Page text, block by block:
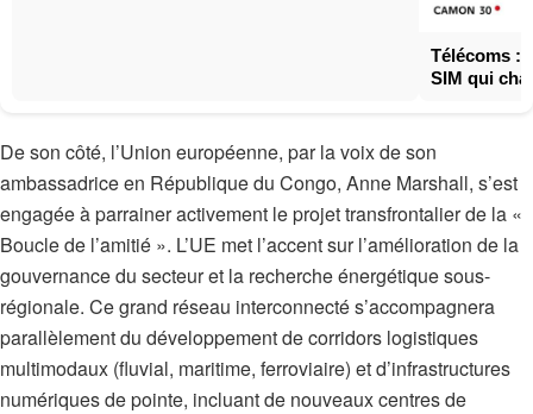
Télécoms :
SIM qui
De son côté, l’Union européenne, par la voix de son
ambassadrice en République du Congo, Anne Marshall, s’est
engagée à parrainer activement le projet transfrontalier de la «
Boucle de l’amitié ». L’UE met l’accent sur l’amélioration de la
gouvernance du secteur et la recherche énergétique sous-
régionale. Ce grand réseau interconnecté s’accompagnera
parallèlement du développement de corridors logistiques
multimodaux (fluvial, maritime, ferroviaire) et d’infrastructures
numériques de pointe, incluant de nouveaux centres de